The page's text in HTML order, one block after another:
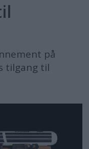
på
tilgang til